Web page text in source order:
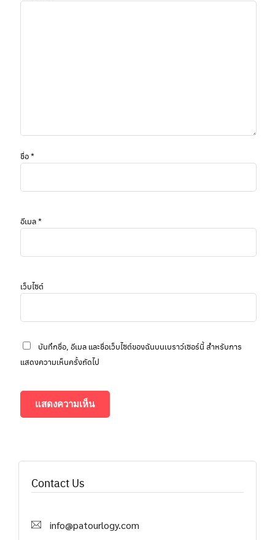
ชื่อ*
อีเมล*
เว็บไซต์
บันทึกชื่อ, อีเมล และชื่อเว็บไซต์ของฉันบนเบราว์เซอร์นี้ สำหรับการ
แสดงความเห็นครั้งถัดไป
Contact Us
info@patourlogy.com